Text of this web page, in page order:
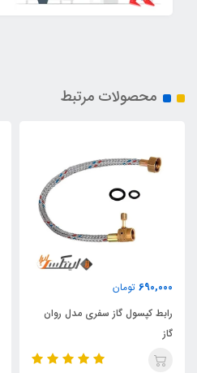
محصولات مرتبط
690,000 تومان
رابط کپسول گاز سفری مدل روان
گاز